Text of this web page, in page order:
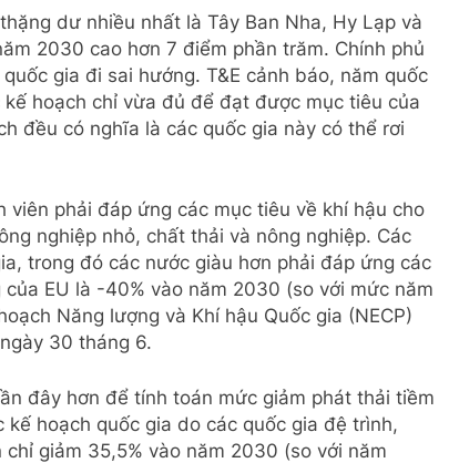
dư nhiều nhất là Tây Ban Nha, Hy Lạp và
2030 cao hơn 7 điểm phần trăm. Chính phủ
gia đi sai hướng. T&E cảnh báo, năm quốc
hoạch chỉ vừa đủ để đạt được mục tiêu của
đều có nghĩa là các quốc gia này có thể rơi
phải đáp ứng các mục tiêu về khí hậu cho
nghiệp nhỏ, chất thải và nông nghiệp. Các
trong đó các nước giàu hơn phải đáp ứng các
EU là -40% vào năm 2030 (so với mức năm
Năng lượng và Khí hậu Quốc gia (NECP)
30 tháng 6.
đây hơn để tính toán mức giảm phát thải tiềm
hoạch quốc gia do các quốc gia đệ trình,
giảm 35,5% vào năm 2030 (so với năm